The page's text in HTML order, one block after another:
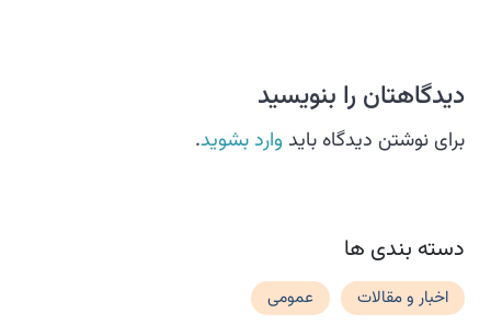
دیدگاهتان را بنویسید
برای نوشتن دیدگاه باید وارد بشوید.
دسته بندی ها
اخبار و مقالات عمومی